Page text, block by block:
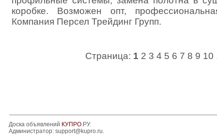
коробке. Возможен опт,
Компания Персел Трейдинг Групп.
Страница: 1 2 3 4 5 6 7 8 9 10
Доска объявлений КУПРО.РУ.
Администратор: support@kupro.ru.